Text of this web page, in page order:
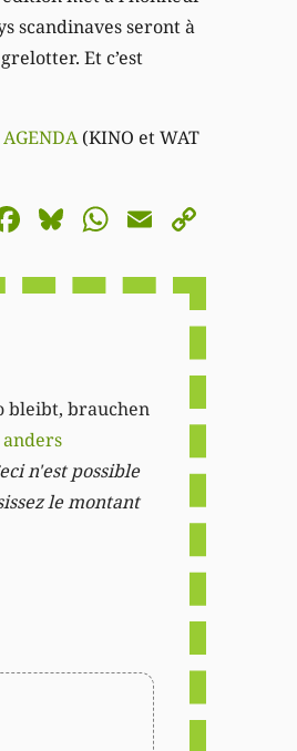
scandinaves seront à
Et c’est
AGENDA(KINO et WAT
Facebook
Bluesky
WhatsApp
Email
bleibt, brauchen
n'est possible
le montant